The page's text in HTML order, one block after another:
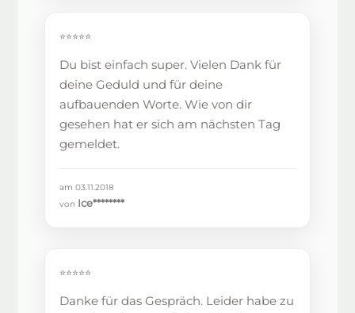
⭐⭐⭐⭐⭐
Du bist einfach super. Vielen Dank für
deine Geduld und für deine
aufbauenden Worte. Wie von dir
gesehen hat er sich am nächsten Tag
gemeldet.
am 03.11.2018
von Ice********
⭐⭐⭐⭐⭐
Danke für das Gespräch. Leider habe zu